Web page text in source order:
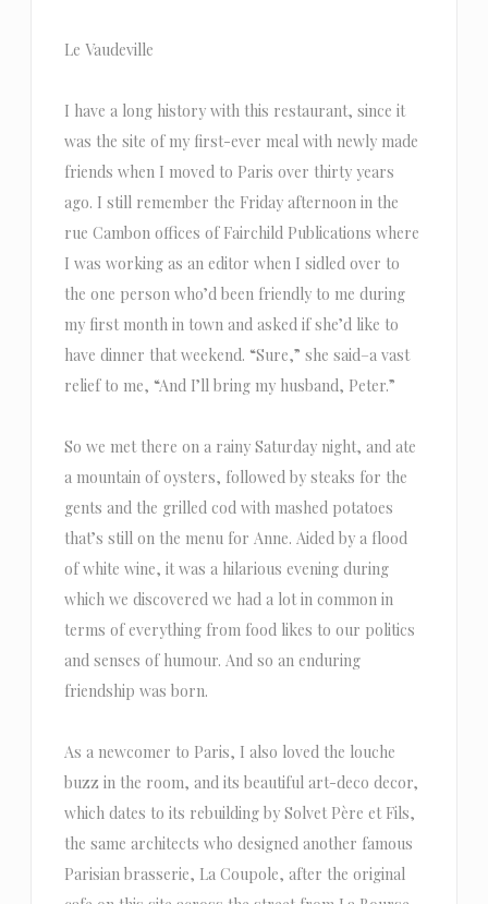
Le Vaudeville
I have a long history with this restaurant, since it
was the site of my first-ever meal with newly made
friends when I moved to Paris over thirty years
ago. I still remember the Friday afternoon in the
rue Cambon offices of Fairchild Publications where
I was working as an editor when I sidled over to
the one person who’d been friendly to me during
my first month in town and asked if she’d like to
have dinner that weekend. “Sure,” she said–a vast
relief to me, “And I’ll bring my husband, Peter.”
So we met there on a rainy Saturday night, and ate
a mountain of oysters, followed by steaks for the
gents and the grilled cod with mashed potatoes
that’s still on the menu for Anne. Aided by a flood
of white wine, it was a hilarious evening during
which we discovered we had a lot in common in
terms of everything from food likes to our politics
and senses of humour. And so an enduring
friendship was born.
As a newcomer to Paris, I also loved the louche
buzz in the room, and its beautiful art-deco decor,
which dates to its rebuilding by Solvet Père et Fils,
the same architects who designed another famous
Parisian brasserie, La Coupole, after the original